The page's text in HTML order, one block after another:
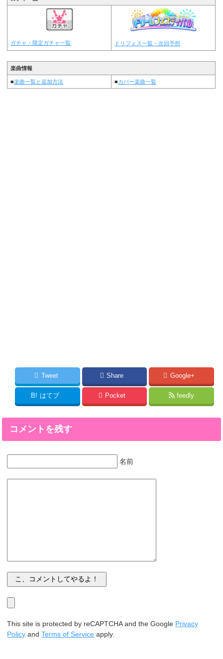
ガチャ・限定ガチャ一覧 ドリフェス一覧・次回予想
楽曲情報
■楽曲一覧と追加方法 ■カバー楽曲一覧
Tweet Share Google+
B! はてブ Pocket feedly
コメントを残す
名前
This site is protected by reCAPTCHA and the Google Privacy
Policy andTerms of Service apply.